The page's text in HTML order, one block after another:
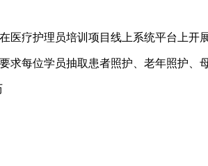
医疗护理员培训项目线上系统平台上
求每位学员抽取患者照护、老年照护、